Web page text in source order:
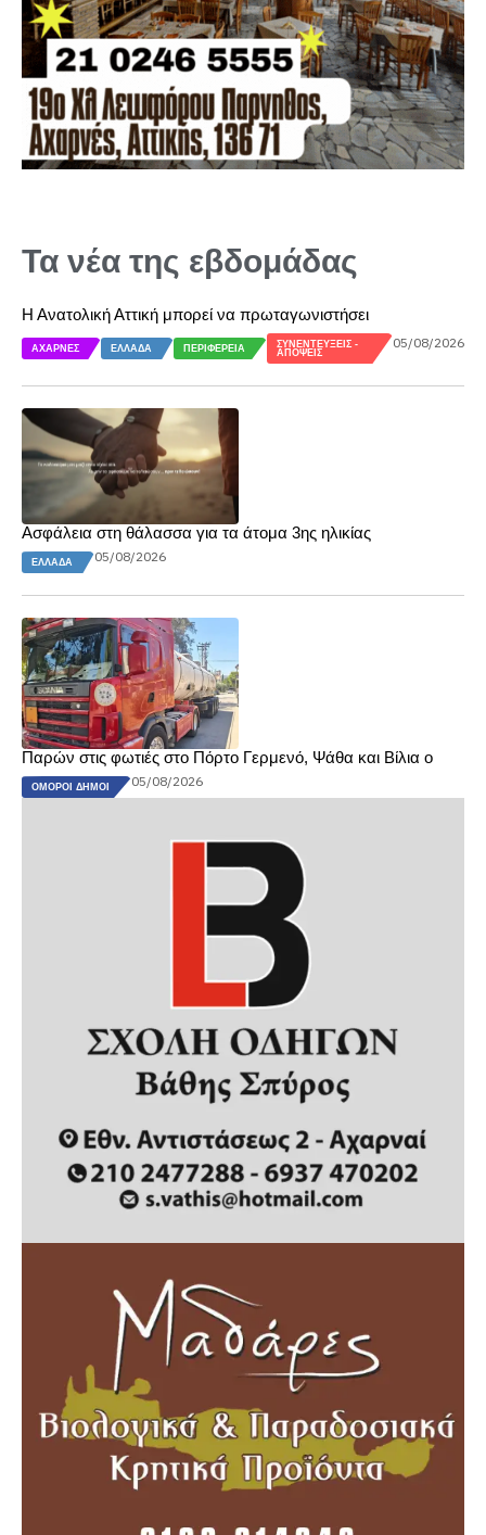
Τα νέα της εβδομάδας
Η Ανατολική Αττική μπορεί να πρωταγωνιστήσει
ΑΧΑΡΝΈΣ ΕΛΛΆΔΑ ΠΕΡΙΦΈΡΕΙΑ
ΣΥΝΕΝΤΕΎΞΕΙΣ -
ΑΠΌΨΕΙΣ
05/08/2026
Ασφάλεια στη θάλασσα για τα άτομα 3ης ηλικίας
ΕΛΛΆΔΑ 05/08/2026
Παρών στις φωτιές στο Πόρτο Γερμενό, Ψάθα και Βίλια ο
ΌΜΟΡΟΙ ΔΉΜΟΙ 05/08/2026